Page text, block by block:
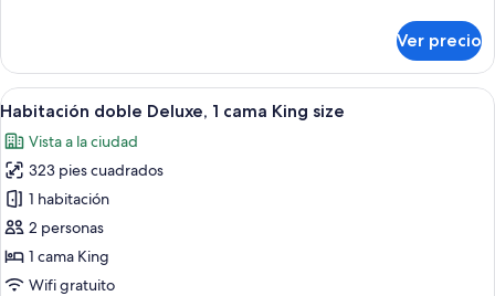
superior
Ver precio
Abrir
todas
las
fotos
de
Habitación
doble
Deluxe,
Un dormitorio con una cama de
10
Habitación doble Deluxe, 1 cama King size
Vista a la ciudad
323 pies cuadrados
1 habitación
2 personas
1 cama King
Wifi gratuito